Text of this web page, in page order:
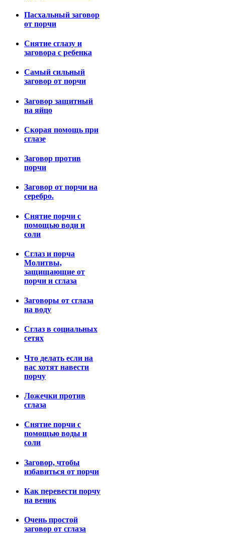
Пасхальный заговор
от порчи
Снятие сглазу и
заговора с ребенка
Самый сильный
заговор от порчи
Заговор защитный
на яйцо
Скорая помощь при
сглазе
Заговор против
порчи
Заговор от порчи на
серебро.
Снятие порчи с
помощью води и
соли
Сглаз и порча
Молитвы,
защищающие от
порчи и сглаза
Заговоры от сглаза
на воду
Сглаз в социальных
сетях
Что делать если на
вас хотят навести
порчу
Ложечки против
сглаза
Снятие порчи с
помощью воды и
соли
Заговор, чтобы
избавиться от порчи
Как перевести порчу
на веник
Очень простой
заговор от сглаза